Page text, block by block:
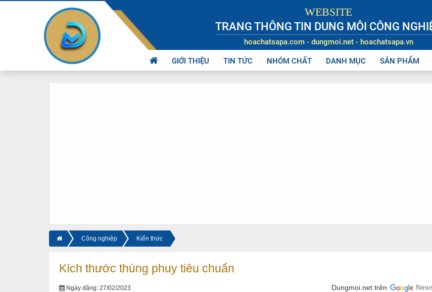
GIỚI THIỆU TIN TỨC NHÓM CHẤT DANH MỤC SẢN PHẨM
WEBSITE
TRANG THÔNG TIN DUNG MÔI CÔNG
hoachatsapa.com - dungmoi.net - hoachatsapa.vn
Công nghiệp Kiến thức
Kích thước thùng phuy tiêu chuẩn
Ngày đăng: 27/02/2023 Dungmoi.net trên